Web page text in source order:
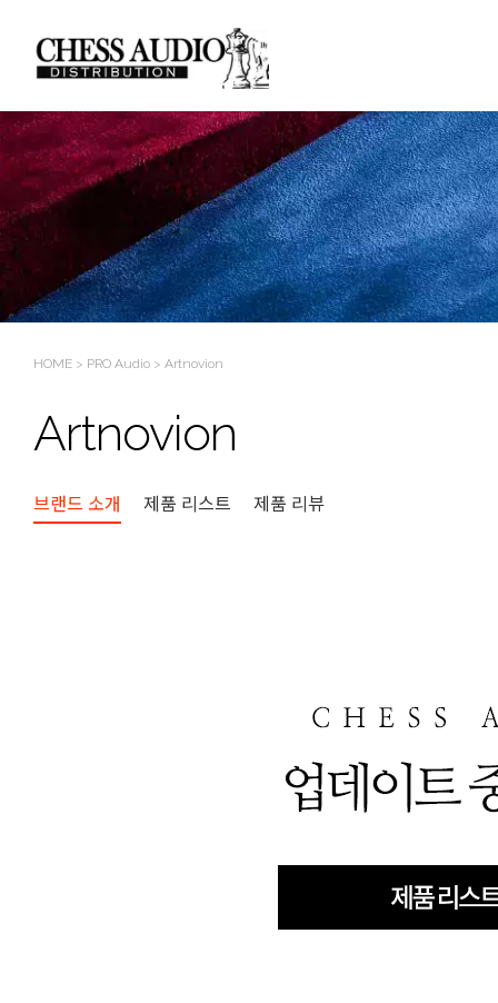
HOME > PRO Audio > Artnovion
Artnovion
브랜드 소개 제품 리스트 제품 리뷰